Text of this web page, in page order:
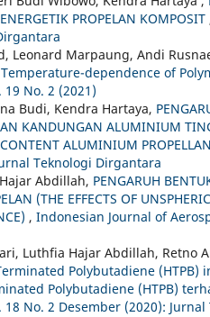
PROPELAN KOMPOSIT
Leonard Marpaung, Andi
dependence of
19 No. 2 (2021)
Budi, Kendra Hartaya,
KANDUNGAN ALUMINIUM
ALUMINIUM
Teknologi Dirgantara
Abdillah, PENGARUH
(THE EFFECTS OF
, Indonesian Journal of
Luthfia Hajar Abdillah, Retno
Polybutadiene (HTPB)
Polybutadiene (HTPB)
18 No. 2 Desember (2020):